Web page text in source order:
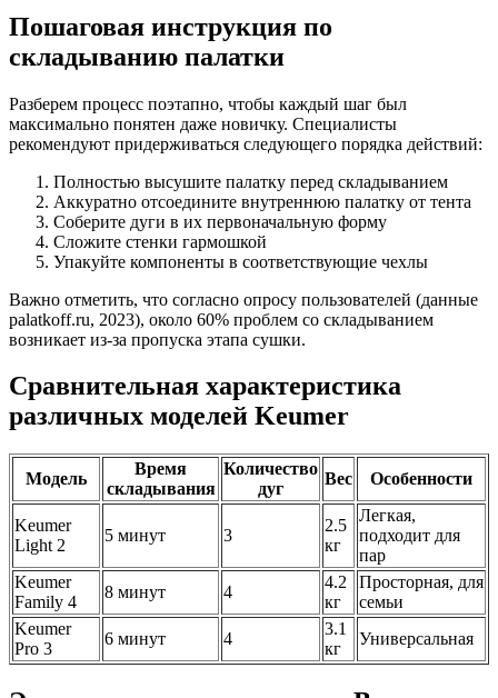
Пошаговая инструкция по
складыванию палатки
Разберем процесс поэтапно, чтобы каждый шаг был
максимально понятен даже новичку. Специалисты
рекомендуют придерживаться следующего порядка действий:
Полностью высушите палатку перед складыванием
Аккуратно отсоедините внутреннюю палатку от тента
Соберите дуги в их первоначальную форму
Сложите стенки гармошкой
Упакуйте компоненты в соответствующие чехлы
Важно отметить, что согласно опросу пользователей (данные
palatkoff.ru, 2023), около 60% проблем со складыванием
возникает из-за пропуска этапа сушки.
Сравнительная характеристика
различных моделей Keumer
Модель
Время
складывания
Количество
дуг
Вес Особенности
Keumer
Light 2
5 минут 3
2.5
кг
Легкая,
подходит для
пар
Keumer
Family 4
8 минут 4
4.2
кг
Просторная, для
семьи
Keumer
Pro 3
6 минут 4
3.1
кг
Универсальная